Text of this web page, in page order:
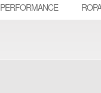
PERFORMANCE ROPA